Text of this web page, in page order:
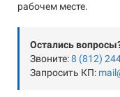
рабочем месте.
Остались
Звоните:8 (812)
Запросить КП: